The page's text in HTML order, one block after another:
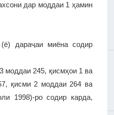
дар моддаи 1 ҳамин
дараҷаи миёна содир
моддаи 245, қисмҳои 1 ва
қисми 2 моддаи 264 ва
1998)-ро содир карда,